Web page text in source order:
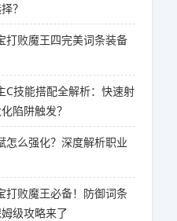
？
打败魔王四完美词条装备
C技能搭配全解析：快速射
陷阱触发？
怎么强化？深度解析职业
打败魔王必备！防御词条
级攻略来了